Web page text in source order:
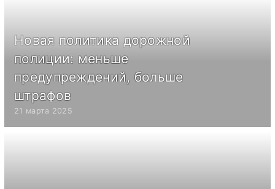
Новая политика дорожной
полиции: меньше
предупреждений, больше
штрафов
21 марта 2025